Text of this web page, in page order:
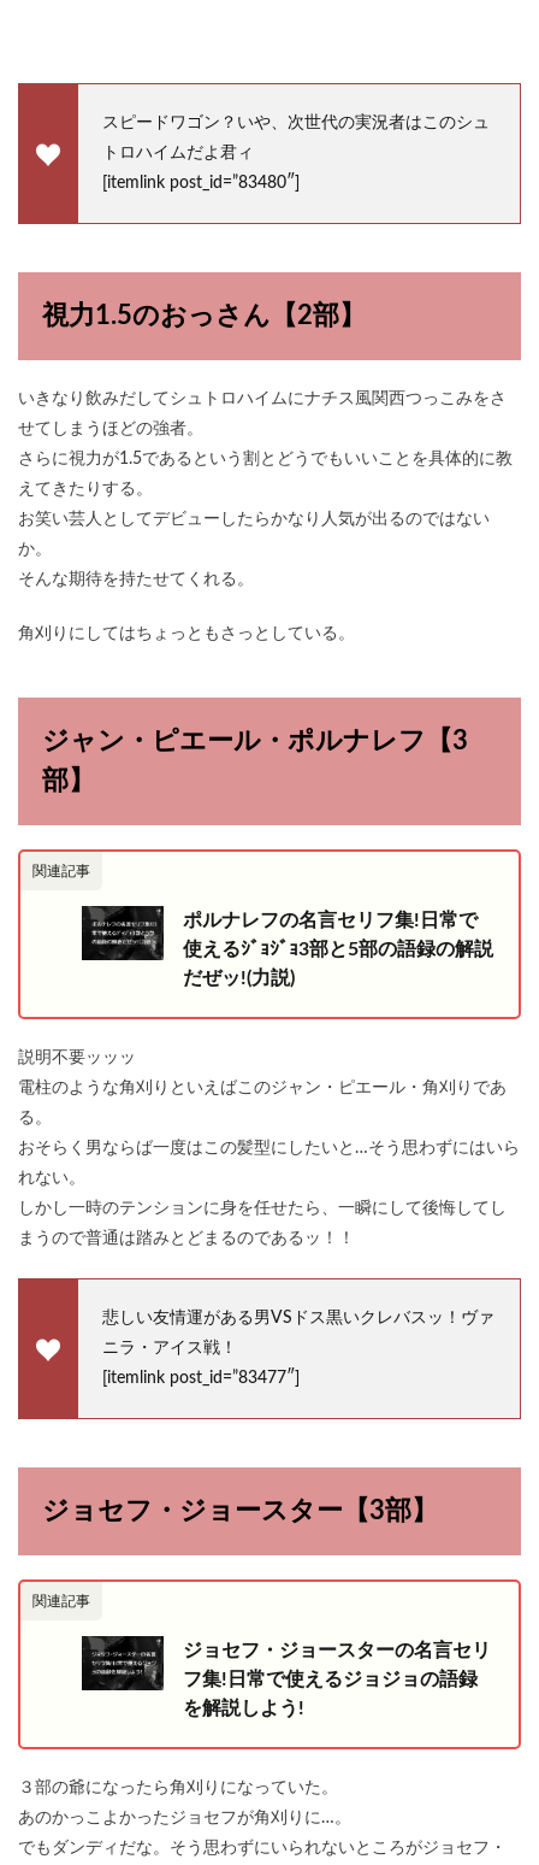
スピードワゴン？いや、次世代の実況者はこのシュ
トロハイムだよ君ィ
[itemlink post_id=”83480″]
視力1.5のおっさん【2部】
いきなり飲みだしてシュトロハイムにナチス風関西つっこみをさ
せてしまうほどの強者。
さらに視力が1.5であるという割とどうでもいいことを具体的に教
えてきたりする。
お笑い芸人としてデビューしたらかなり人気が出るのではない
か。
そんな期待を持たせてくれる。
角刈りにしてはちょっともさっとしている。
ジャン・ピエール・ポルナレフ【3
部】
関連記事
ポルナレフの名言セリフ集!日常で
使えるｼﾞｮｼﾞｮ3部と5部の語録の解説
だぜッ!(力説)
説明不要ッッッ
電柱のような角刈りといえばこのジャン・ピエール・角刈りであ
る。
おそらく男ならば一度はこの髪型にしたいと…そう思わずにはいら
れない。
しかし一時のテンションに身を任せたら、一瞬にして後悔してし
まうので普通は踏みとどまるのであるッ！！
悲しい友情運がある男VSドス黒いクレバスッ！ヴァ
ニラ・アイス戦！
[itemlink post_id=”83477″]
ジョセフ・ジョースター【3部】
関連記事
ジョセフ・ジョースターの名言セリ
フ集!日常で使えるジョジョの語録
を解説しよう!
３部の爺になったら角刈りになっていた。
あのかっこよかったジョセフが角刈りに…。
でもダンディだな。そう思わずにいられないところがジョセフ・